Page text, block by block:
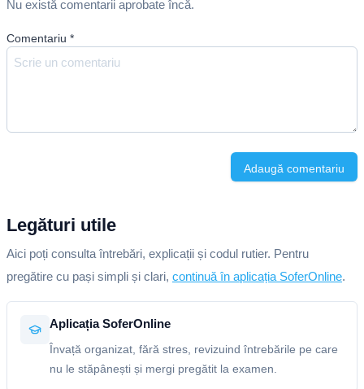
Nu există comentarii aprobate încă.
Comentariu *
Adaugă comentariu
Legături utile
Aici poți consulta întrebări, explicații și codul rutier. Pentru
pregătire cu pași simpli și clari, continuă în aplicația SoferOnline.
Aplicația SoferOnline
Învață organizat, fără stres, revizuind întrebările pe care
nu le stăpânești și mergi pregătit la examen.